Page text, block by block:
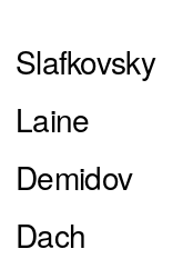
Slafkovsky
Laine
Demidov
Dach